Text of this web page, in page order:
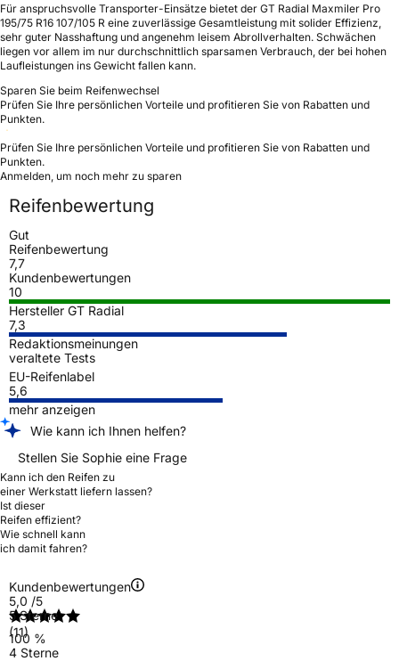
Für anspruchsvolle Transporter-Einsätze bietet der GT Radial Maxmiler Pro
195/75 R16 107/105 R eine zuverlässige Gesamtleistung mit solider Effizienz,
sehr guter Nasshaftung und angenehm leisem Abrollverhalten. Schwächen
liegen vor allem im nur durchschnittlich sparsamen Verbrauch, der bei hohen
Laufleistungen ins Gewicht fallen kann.
Sparen Sie beim Reifenwechsel
Prüfen Sie Ihre persönlichen Vorteile und profitieren Sie von Rabatten und
Punkten.
Prüfen Sie Ihre persönlichen Vorteile und profitieren Sie von Rabatten und
Punkten.
Anmelden, um noch mehr zu sparen
Reifenbewertung
Gut
Reifenbewertung
7,7
Kundenbewertungen
10
Hersteller GT Radial
7,3
Redaktionsmeinungen
veraltete Tests
EU-Reifenlabel
5,6
mehr anzeigen
Wie kann ich Ihnen helfen?
Stellen Sie Sophie eine Frage
Kann ich den Reifen zu
einer Werkstatt liefern lassen?
Ist dieser
Reifen effizient?
Wie schnell kann
ich damit fahren?
Kundenbewertungen
5,0 /5
(11)
5 Sterne
100 %
4 Sterne